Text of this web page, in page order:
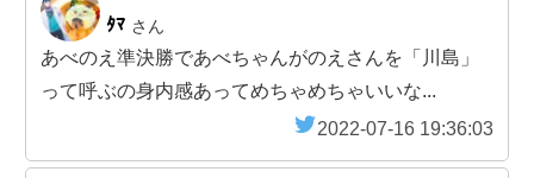
ﾀﾏ さん
あべのえ準決勝であべちゃんがのえさんを「川島」
って呼ぶの身内感あってめちゃめちゃいいな...
2022-07-16 19:36:03